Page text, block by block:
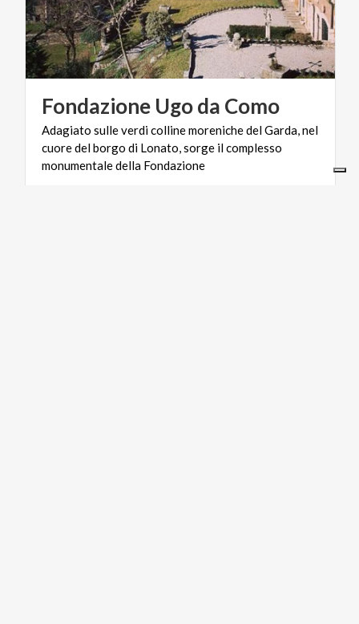
Fondazione Ugoda Como
Adagiato sulle verdi colline moreniche del Garda, nel
cuore del borgo di Lonato, sorge il complesso
monumentale della Fondazione